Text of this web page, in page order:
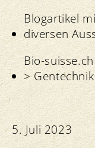
Blogartikel
diversen
Bio-
> Gentechnik
5. Juli 2023